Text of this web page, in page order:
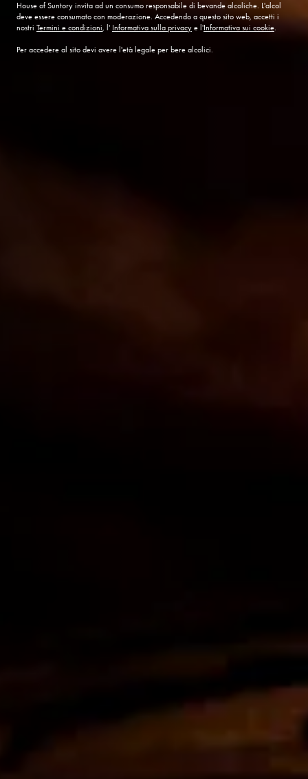
House of Suntory invita ad un consumo responsabile di bevande alcoliche. L'alcol
deve essere consumato con moderazione. Accedendo a questo sito web, accetti i
nostri Termini e condizioni, l' Informativa sulla privacy e l'Informativa sui cookie.
Per accedere al sito devi avere l'età legale per bere alcolici.